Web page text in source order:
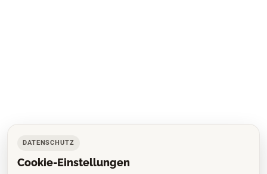
DATENSCHUTZ
Cookie-Einstellungen